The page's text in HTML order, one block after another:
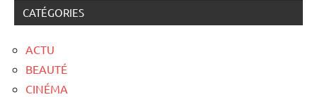
CATÉGORIES
ACTU
BEAUTÉ
CINÉMA